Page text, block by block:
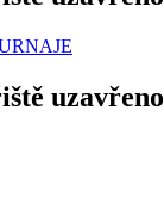
uzavřeno